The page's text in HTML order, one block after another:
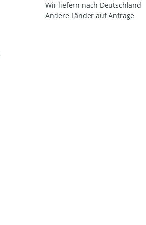
Wir liefern nach Deutschland
Andere Länder auf Anfrage